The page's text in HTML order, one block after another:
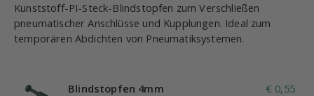
Kunststoff-PI-Steck-Blindstopfen zum Verschließen
pneumatischer Anschlüsse und Kupplungen. Ideal zum
temporären Abdichten von Pneumatiksystemen.
Blindstopfen 4mm € 0,55